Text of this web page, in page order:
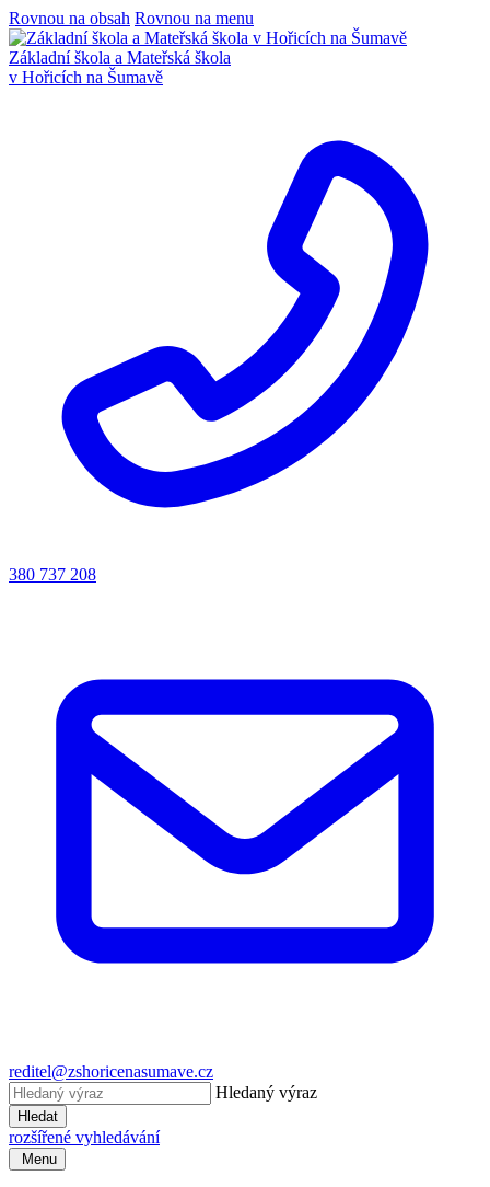
Rovnou na obsah Rovnou na menu
Základní škola a Mateřská škola
v Hořicích na Šumavě
380 737 208
reditel@zshoricenasumave.cz
Hledaný výraz
Hledat
rozšířené vyhledávání
Menu